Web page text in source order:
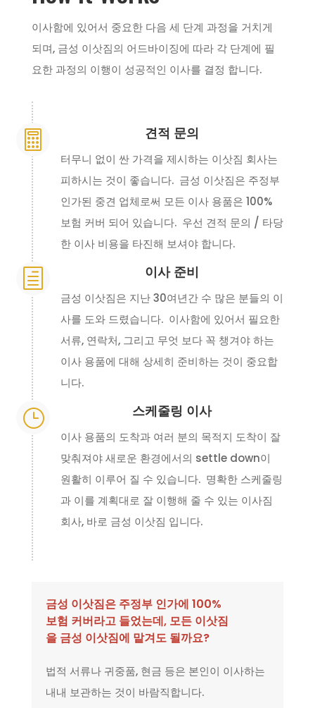
이사함에 있어서 중요한 다음 세 단계 과정을 거치게
되며, 금성 이삿짐의 어드바이징에 따라 각 단계에 필
요한 과정의 이행이 성공적인 이사를 결정 합니다.
 견적 문의
터무니 없이 싼 가격을 제시하는 이삿짐 회사는
피하시는 것이 좋습니다. 금성 이삿짐은 주정부
인가된 중견 업체로써 모든 이사 용품은 100%
보험 커버 되어 있습니다. 우선 견적 문의 / 타당
한 이사 비용을 타진해 보셔야 합니다.
h 이사 준비
금성 이삿짐은 지난 30여년간 수 많은 분들의 이
사를 도와 드렸습니다. 이사함에 있어서 필요한
서류, 연락처, 그리고 무엇 보다 꼭 챙겨야 하는
이사 용품에 대해 상세히 준비하는 것이 중요합
니다.
} 스케줄링 이사
이사 용품의 도착과 여러 분의 목적지 도착이 잘
맞춰져야 새로운 환경에서의 settle down이
원활히 이루어 질 수 있습니다. 명확한 스케줄링
과 이를 계획대로 잘 이행해 줄 수 있는 이사짐
회사, 바로 금성 이삿짐 입니다.
금성 이삿짐은 주정부 인가에 100%
보험 커버라고 들었는데, 모든 이삿짐
을 금성 이삿짐에 맡겨도 될까요?
법적 서류나 귀중품, 현금 등은 본인이 이사하는
내내 보관하는 것이 바람직합니다.